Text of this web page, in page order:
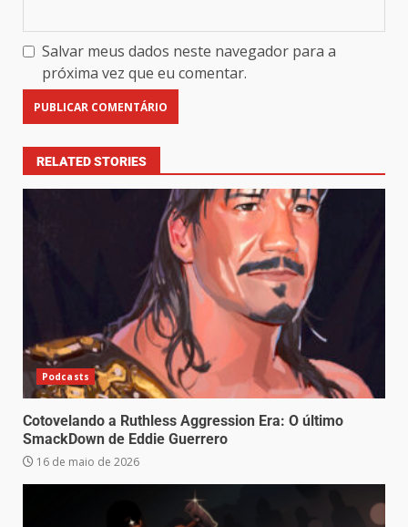
Salvar meus dados neste navegador para a
próxima vez que eu comentar.
RELATED STORIES
Podcasts
Cotovelando a Ruthless Aggression Era: O último
SmackDown de Eddie Guerrero
16 de maio de 2026